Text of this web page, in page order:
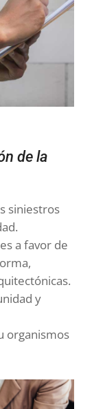
de la
siniestros
a favor de
y
organismos